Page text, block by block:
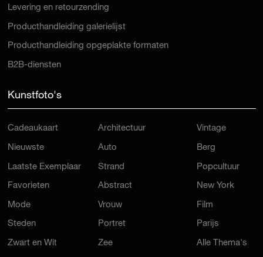
Levering en retourzending
Producthandleiding galerielijst
Producthandleiding opgeplakte formaten
B2B-diensten
Kunstfoto's
Cadeaukaart
Nieuwste
Laatste Exemplaar
Favorieten
Mode
Steden
Zwart en Wit
Architectuur
Auto
Strand
Abstract
Vrouw
Portret
Zee
Vintage
Berg
Popcultuur
New York
Film
Parijs
Alle Thema's